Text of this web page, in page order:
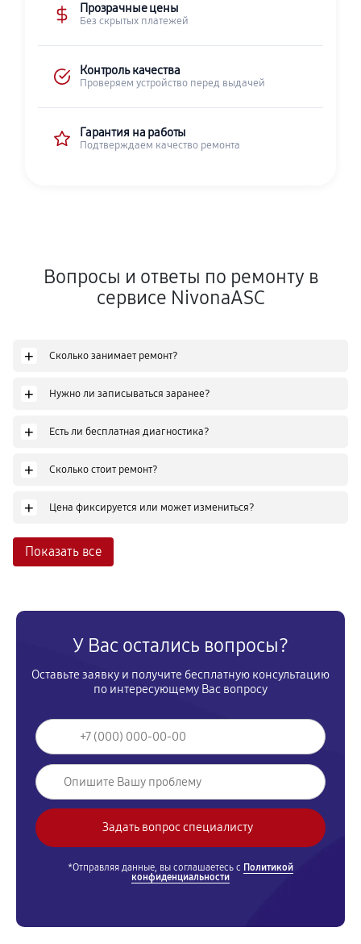
Прозрачные цены
Без скрытых платежей
Контроль качества
Проверяем устройство перед выдачей
Гарантия на работы
Подтверждаем качество ремонта
Вопросы и ответы по ремонту в
сервисе NivonaASC
+ Сколько занимает ремонт?
+ Нужно ли записываться заранее?
+ Есть ли бесплатная диагностика?
+ Сколько стоит ремонт?
+ Цена фиксируется или может измениться?
Показать все
У Вас остались вопросы?
Оставьте заявку и получите бесплатную консультацию
по интересующему Вас вопросу
*Отправляя данные, вы соглашаетесь с Политикой
конфиденциальности